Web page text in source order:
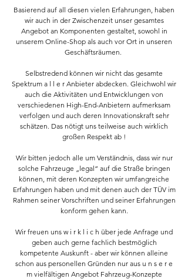
Basierend auf all diesen vielen Erfahrungen, haben
wir auch in der Zwischenzeit unser gesamtes
Angebot an Komponenten gestaltet, sowohl in
unserem Online-Shop als auch vor Ort in unseren
Geschäftsräumen.
Selbstredend können wir nicht das gesamte
Spektrum a l l e r Anbieter abdecken. Gleichwohl wir
auch die Aktivitäten und Entwicklungen von
verschiedenen High-End-Anbietern aufmerksam
verfolgen und auch deren Innovationskraft sehr
schätzen. Das nötigt uns teilweise auch wirklich
großen Respekt ab !
Wir bitten jedoch alle um Verständnis, dass wir nur
solche Fahrzeuge „legal“ auf die Straße bringen
können, mit deren Konzepten wir umfangreiche
Erfahrungen haben und mit denen auch der TÜV im
Rahmen seiner Vorschriften und seiner Erfahrungen
konform gehen kann.
Wir freuen uns w i r k l i c h über jede Anfrage und
geben auch gerne fachlich bestmöglich
kompetente Auskunft - aber wir können alleine
schon aus personellen Gründen nur aus u n s e r e
m vielfältigen Angebot Fahrzeug-Konzepte